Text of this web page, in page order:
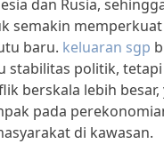
dan Rusia,
semakin
baru. keluaran sgp
stabilitas politik,
berskala lebih besar,
pada
di kawasan.